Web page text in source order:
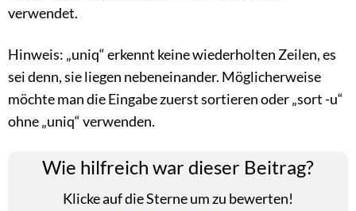
verwendet.
Hinweis: „uniq“ erkennt keine wiederholten Zeilen, es
sei denn, sie liegen nebeneinander. Möglicherweise
möchte man die Eingabe zuerst sortieren oder „sort -u“
ohne „uniq“ verwenden.
Wie hilfreich war dieser Beitrag?
Klicke auf die Sterne um zu bewerten!